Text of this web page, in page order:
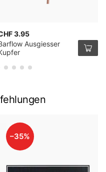
3.95
Ausgiesser
–35%